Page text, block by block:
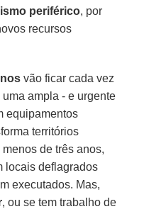
periférico, por
recursos
vão ficar cada vez
ampla - e urgente
equipamentos
territórios
de três anos,
locais deflagrados
executados. Mas,
, ou se tem trabalho de